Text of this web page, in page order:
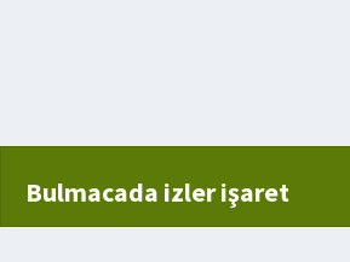
Bulmacada izler işaret